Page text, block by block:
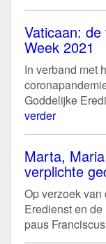
Vaticaan:
Week 2021
In verband met
Goddelijke
verder
Marta,
verplichte
Op verzoek
Eredienst en
paus